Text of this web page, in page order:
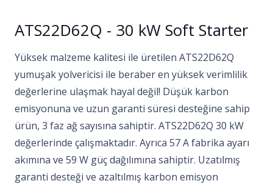
ATS22D62Q - 30 kW Soft Starter
Yüksek malzeme kalitesi ile üretilen ATS22D62Q
yumuşak yolvericisi ile beraber en yüksek verimlilik
değerlerine ulaşmak hayal değil! Düşük karbon
emisyonuna ve uzun garanti süresi desteğine sahip
ürün, 3 faz ağ sayısına sahiptir. ATS22D62Q 30 kW
değerlerinde çalışmaktadır. Ayrıca 57 A fabrika ayarı
akımına ve 59 W güç dağılımına sahiptir. Uzatılmış
garanti desteği ve azaltılmış karbon emisyon